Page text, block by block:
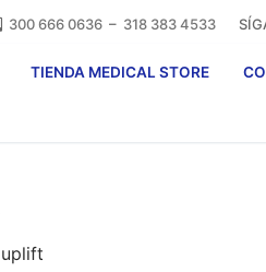
300 666 0636 – 318 383 4533
TIENDA MEDICAL STORE